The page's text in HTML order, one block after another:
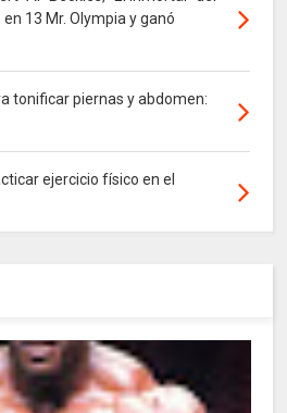
13 Mr. Olympia y ganó
tonificar piernas y abdomen:
ejercicio físico en el